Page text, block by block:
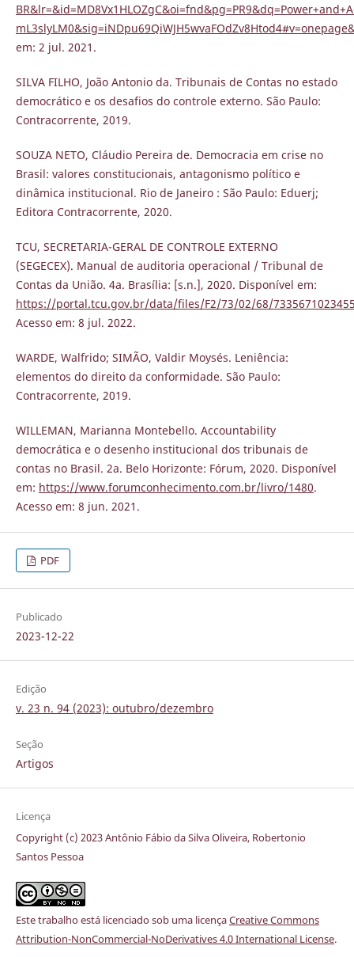
em: 2 jul. 2021.
SILVA FILHO, João Antonio da. Tribunais de Contas no estado
democrático e os desafios do controle externo. São Paulo:
Contracorrente, 2019.
SOUZA NETO, Cláudio Pereira de. Democracia em crise no
Brasil: valores constitucionais, antagonismo político e
dinâmica institucional. Rio de Janeiro : São Paulo: Eduerj;
Editora Contracorrente, 2020.
TCU, SECRETARIA-GERAL DE CONTROLE EXTERNO
(SEGECEX). Manual de auditoria operacional / Tribunal de
Contas da União. 4a. Brasília: [s.n.], 2020. Disponível em:
https://portal.tcu.gov.br/data/files/F2/73/02/68/
Acesso em: 8 jul. 2022.
WARDE, Walfrido; SIMÃO, Valdir Moysés. Leniência:
elementos do direito da conformidade. São Paulo:
Contracorrente, 2019.
WILLEMAN, Marianna Montebello. Accountability
democrática e o desenho institucional dos tribunais de
contas no Brasil. 2a. Belo Horizonte: Fórum, 2020. Disponível
em: https://www.forumconhecimento.com.br/livro/1480.
Acesso em: 8 jun. 2021.
PDF
Publicado
2023-12-22
Edição
v. 23 n. 94 (2023): outubro/dezembro
Seção
Artigos
Licença
Copyright (c) 2023 Antônio Fábio da Silva Oliveira, Robertonio
Santos Pessoa
Este trabalho está licenciado sob uma licençaCreative Commons
Attribution-NonCommercial-NoDerivatives 4.0 International License.